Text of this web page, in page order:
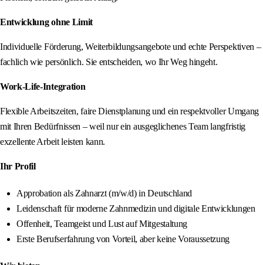
Entwicklung ohne Limit
Individuelle Förderung, Weiterbildungsangebote und echte Perspektiven –
fachlich wie persönlich. Sie entscheiden, wo Ihr Weg hingeht.
Work-Life-Integration
Flexible Arbeitszeiten, faire Dienstplanung und ein respektvoller Umgang
mit Ihren Bedürfnissen – weil nur ein ausgeglichenes Team langfristig
exzellente Arbeit leisten kann.
Ihr Profil
Approbation als Zahnarzt (m/w/d) in Deutschland
Leidenschaft für moderne Zahnmedizin und digitale Entwicklungen
Offenheit, Teamgeist und Lust auf Mitgestaltung
Erste Berufserfahrung von Vorteil, aber keine Voraussetzung